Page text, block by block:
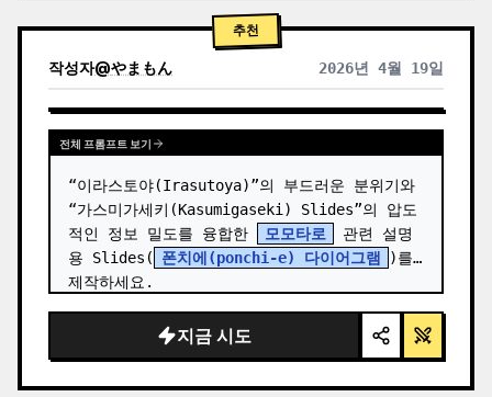
name\" default=\"…
추천
작성자@やまもん 2026년 4월 19일
다른 모델 결과 보기
전체 프롬프트 보기
“이라스토야(Irasutoya)”의 부드러운 분위기와
“가스미가세키(Kasumigaseki) Slides”의 압도
적인 정보 밀도를 융합한
모모타로
관련 설명
용 Slides(
폰치에(ponchi-e) 다이어그램
)를
제작하세요.
지금 시도